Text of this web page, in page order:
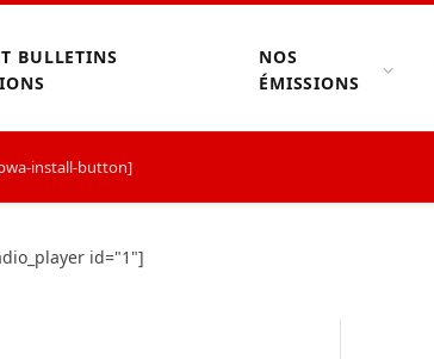
BULLETINS
NOS
ÉMISSIONS
install-button]
id="1"]